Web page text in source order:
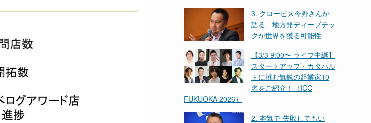
3. グロービス今野さんが
語る、地方発ディープテッ
クが世界を獲る可能性
【3/3 9:00〜 ライブ中継】
スタートアップ・カタパル
トに挑む気鋭の起業家10
名をご紹介！（ICC
FUKUOKA 2026）
2. 本気で”失敗してもい